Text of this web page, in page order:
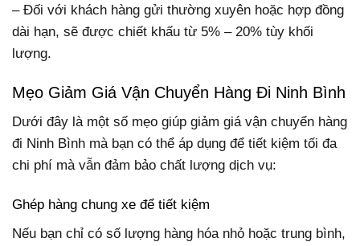
– Đối với khách hàng gửi thường xuyên hoặc hợp đồng
dài hạn, sẽ được chiết khấu từ 5% – 20% tùy khối
lượng.
Mẹo Giảm Giá Vận Chuyển Hàng Đi Ninh Bình
Dưới đây là một số mẹo giúp giảm giá vận chuyển hàng
đi Ninh Bình mà bạn có thể áp dụng để tiết kiệm tối đa
chi phí mà vẫn đảm bảo chất lượng dịch vụ:
Ghép hàng chung xe để tiết kiệm
Nếu bạn chỉ có số lượng hàng hóa nhỏ hoặc trung bình,